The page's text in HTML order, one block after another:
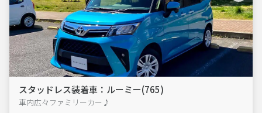
スタッドレス装着車：ルーミー(765)
車内広々ファミリーカー♪